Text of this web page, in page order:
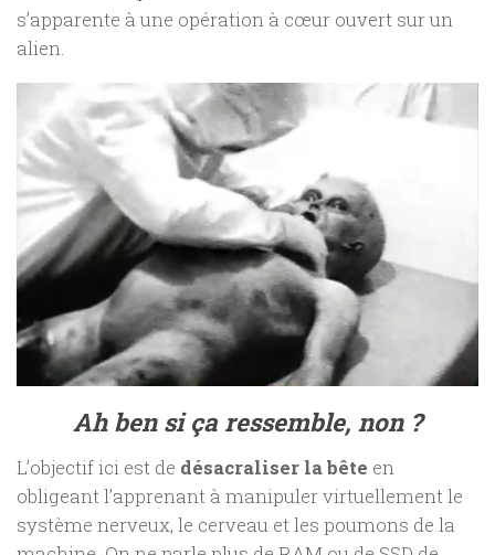
s’apparente à une opération à cœur ouvert sur un
alien.
Ah ben si ça ressemble, non ?
L’objectif ici est de désacraliser la bête en
obligeant l’apprenant à manipuler virtuellement le
système nerveux, le cerveau et les poumons de la